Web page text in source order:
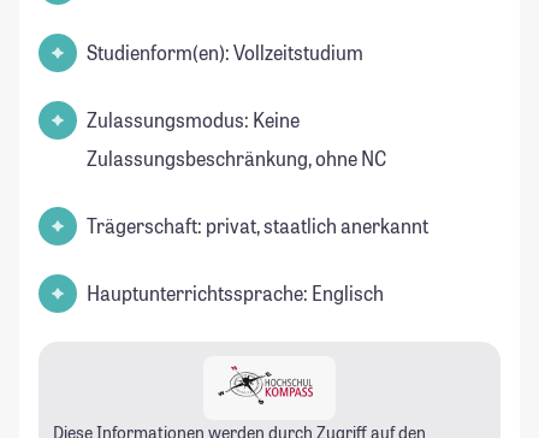
Studienform(en): Vollzeitstudium
Zulassungsmodus: Keine
Zulassungsbeschränkung, ohne NC
Trägerschaft: privat, staatlich anerkannt
Hauptunterrichtssprache: Englisch
Diese Informationen werden durch Zugriff auf den